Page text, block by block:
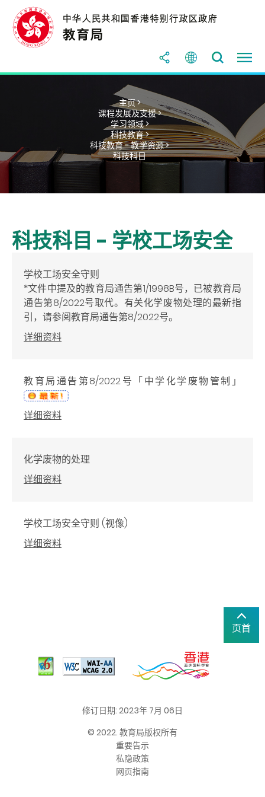
主页 >
课程发展及支援 >
学习领域 >
科技教育 >
科技教育 - 教学资源 >
科技科目
科技科目 - 学校工场安全
学校工场安全守则
*文件中提及的教育局通告第1/1998B号，已被教育局
通告第8/2022号取代。有关化学废物处理的最新指
引，请参阅教育局通告第8/2022号。
详细资料
教育局通告第8/2022号「中学化学废物管制」
详细资料
化学废物的处理
详细资料
学校工场安全守则 (视像)
详细资料
页首
修订日期: 2023年 7月 06日
© 2022. 教育局版权所有
重要告示
私隐政策
网页指南